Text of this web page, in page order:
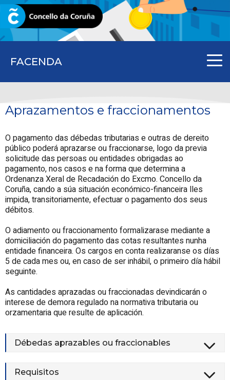
FACENDA
CORUNA.GAL
Aprazamentos e fraccionamentos
O pagamento das débedas tributarias e outras de dereito
público poderá aprazarse ou fraccionarse, logo da previa
solicitude das persoas ou entidades obrigadas ao
pagamento, nos casos e na forma que determina a
Ordenanza Xeral de Recadación do Excmo. Concello da
Coruña, cando a súa situación económico-financeira lles
impida, transitoriamente, efectuar o pagamento dos seus
débitos.
O adiamento ou fraccionamento formalizarase mediante a
domiciliación do pagamento das cotas resultantes nunha
entidade financeira. Os cargos en conta realizaranse os días
5 de cada mes ou, en caso de ser inhábil, o primeiro día hábil
seguinte.
As cantidades aprazadas ou fraccionadas devindicarán o
interese de demora regulado na normativa tributaria ou
orzamentaria que resulte de aplicación.
Débedas aprazables ou fraccionables
Requisitos